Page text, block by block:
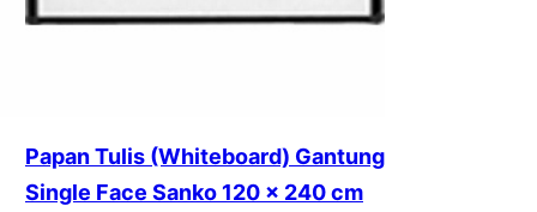
Papan Tulis (Whiteboard) Gantung
Single Face Sanko 120 x 240 cm